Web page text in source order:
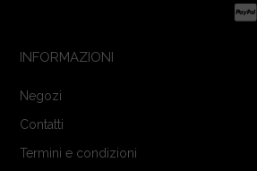
INFORMAZIONI
Negozi
Contatti
Termini e condizioni